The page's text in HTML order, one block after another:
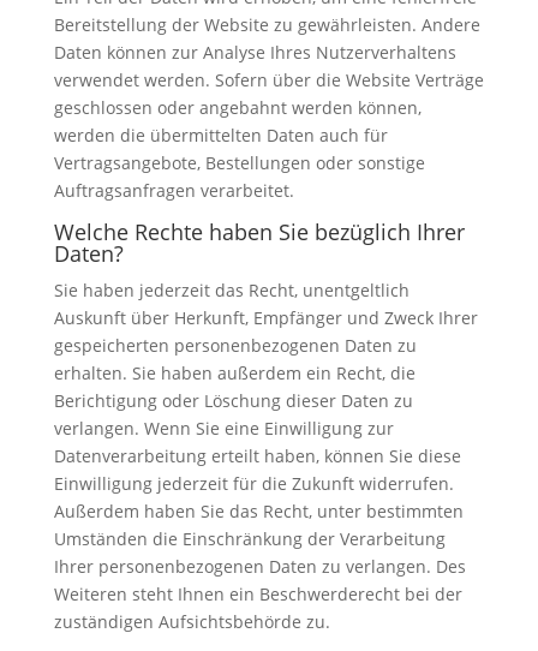
Bereitstellung der Website zu gewährleisten. Andere
Daten können zur Analyse Ihres Nutzerverhaltens
verwendet werden. Sofern über die Website Verträge
geschlossen oder angebahnt werden können,
werden die übermittelten Daten auch für
Vertragsangebote, Bestellungen oder sonstige
Auftragsanfragen verarbeitet.
Welche Rechte haben Sie bezüglich Ihrer
Daten?
Sie haben jederzeit das Recht, unentgeltlich
Auskunft über Herkunft, Empfänger und Zweck Ihrer
gespeicherten personenbezogenen Daten zu
erhalten. Sie haben außerdem ein Recht, die
Berichtigung oder Löschung dieser Daten zu
verlangen. Wenn Sie eine Einwilligung zur
Datenverarbeitung erteilt haben, können Sie diese
Einwilligung jederzeit für die Zukunft widerrufen.
Außerdem haben Sie das Recht, unter bestimmten
Umständen die Einschränkung der Verarbeitung
Ihrer personenbezogenen Daten zu verlangen. Des
Weiteren steht Ihnen ein Beschwerderecht bei der
zuständigen Aufsichtsbehörde zu.